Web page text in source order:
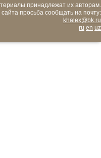
принадлежат их авторам.
просьба сообщать на почту:
khalex@bk.ru
ru en uz